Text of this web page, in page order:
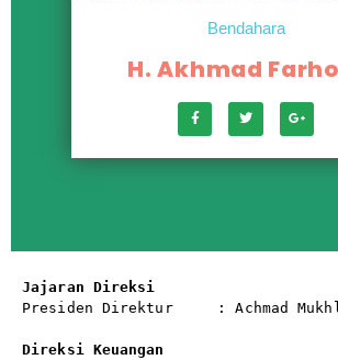
Bendahara
H. Akhmad
Jajaran Direksi
Presiden Direktur     : Achmad
Direksi Keuangan